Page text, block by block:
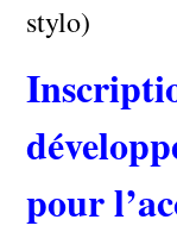
stylo)
pour